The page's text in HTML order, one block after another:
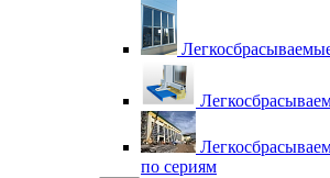
по сериям